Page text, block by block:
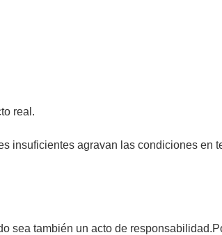
real.
insuficientes agravan las condiciones en
sea también un acto de